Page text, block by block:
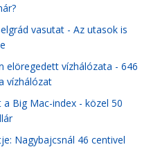
vasutat - Az utasok is
elöregedett vízhálózata - 646
vízhálózat
Big Mac-index - közel 50
Nagybajcsnál 46 centivel